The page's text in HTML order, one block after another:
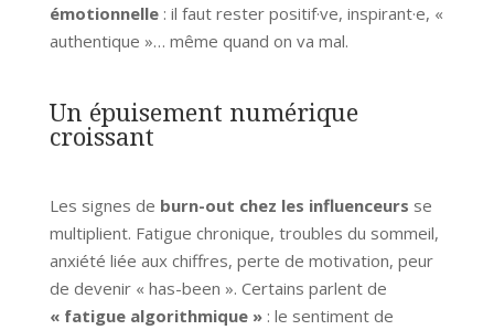
émotionnelle: il faut rester positif·ve, inspirant·e, «
authentique »… même quand on va mal.
Un épuisement numérique
croissant
Les signes de burn-out chez les influenceurs se
multiplient. Fatigue chronique, troubles du sommeil,
anxiété liée aux chiffres, perte de motivation, peur
de devenir « has-been ». Certains parlent de
« fatigue algorithmique »: le sentiment de